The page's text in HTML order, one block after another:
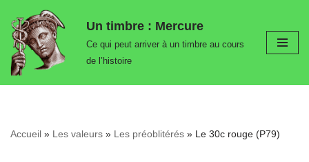
Aller
au
contenu
Un timbre : Mercure
Ce qui peut arriver à un timbre au cours
de l’histoire
Accueil » Les valeurs » Les préoblitérés » Le 30c rouge (P79)